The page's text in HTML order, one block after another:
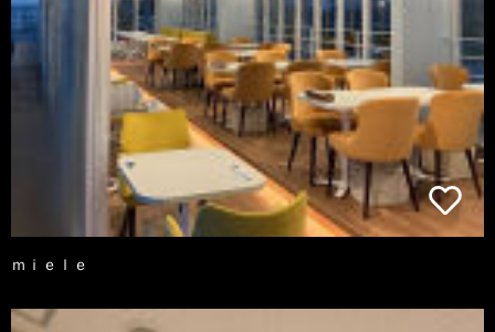
ｍｉｅｌｅ